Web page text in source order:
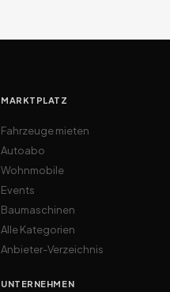
MARKTPLATZ
Fahrzeuge mieten
Autoabo
Wohnmobile
Events
Baumaschinen
Alle Kategorien
Anbieter-Verzeichnis
UNTERNEHMEN